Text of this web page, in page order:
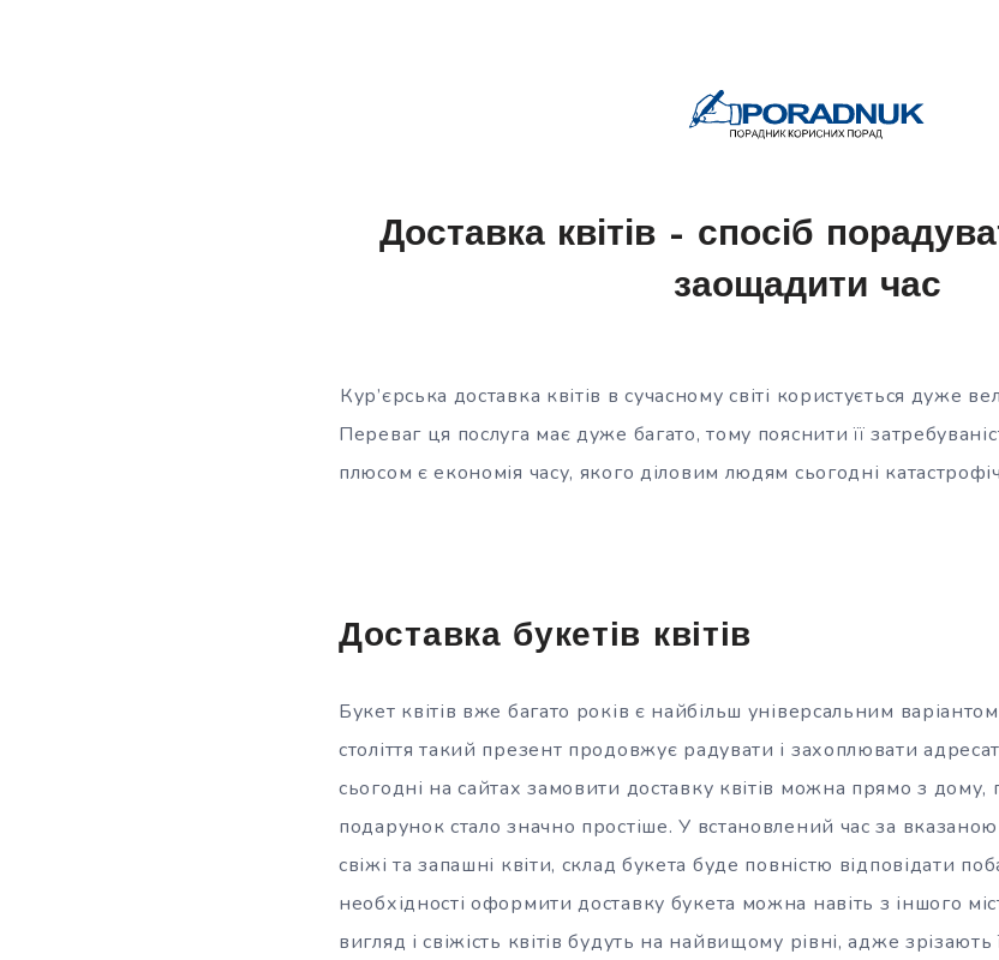
Доставка квітів – спосіб
заощадити час
Кур’єрська доставка квітів в сучасному світі користується дуже
Переваг ця послуга має дуже багато, тому пояснити її
плюсом є економія часу, якого діловим людям сьогодні
Доставка букетів квітів
Букет квітів вже багато років є найбільш універсальним
століття такий презент продовжує радувати і захоплювати
сьогодні на сайтах замовити доставку квітів можна прямо з дому,
подарунок стало значно простіше. У встановлений час за
свіжі та запашні квіти, склад букета буде повністю відповідати
необхідності оформити доставку букета можна навіть з іншого
вигляд і свіжість квітів будуть на найвищому рівні, адже